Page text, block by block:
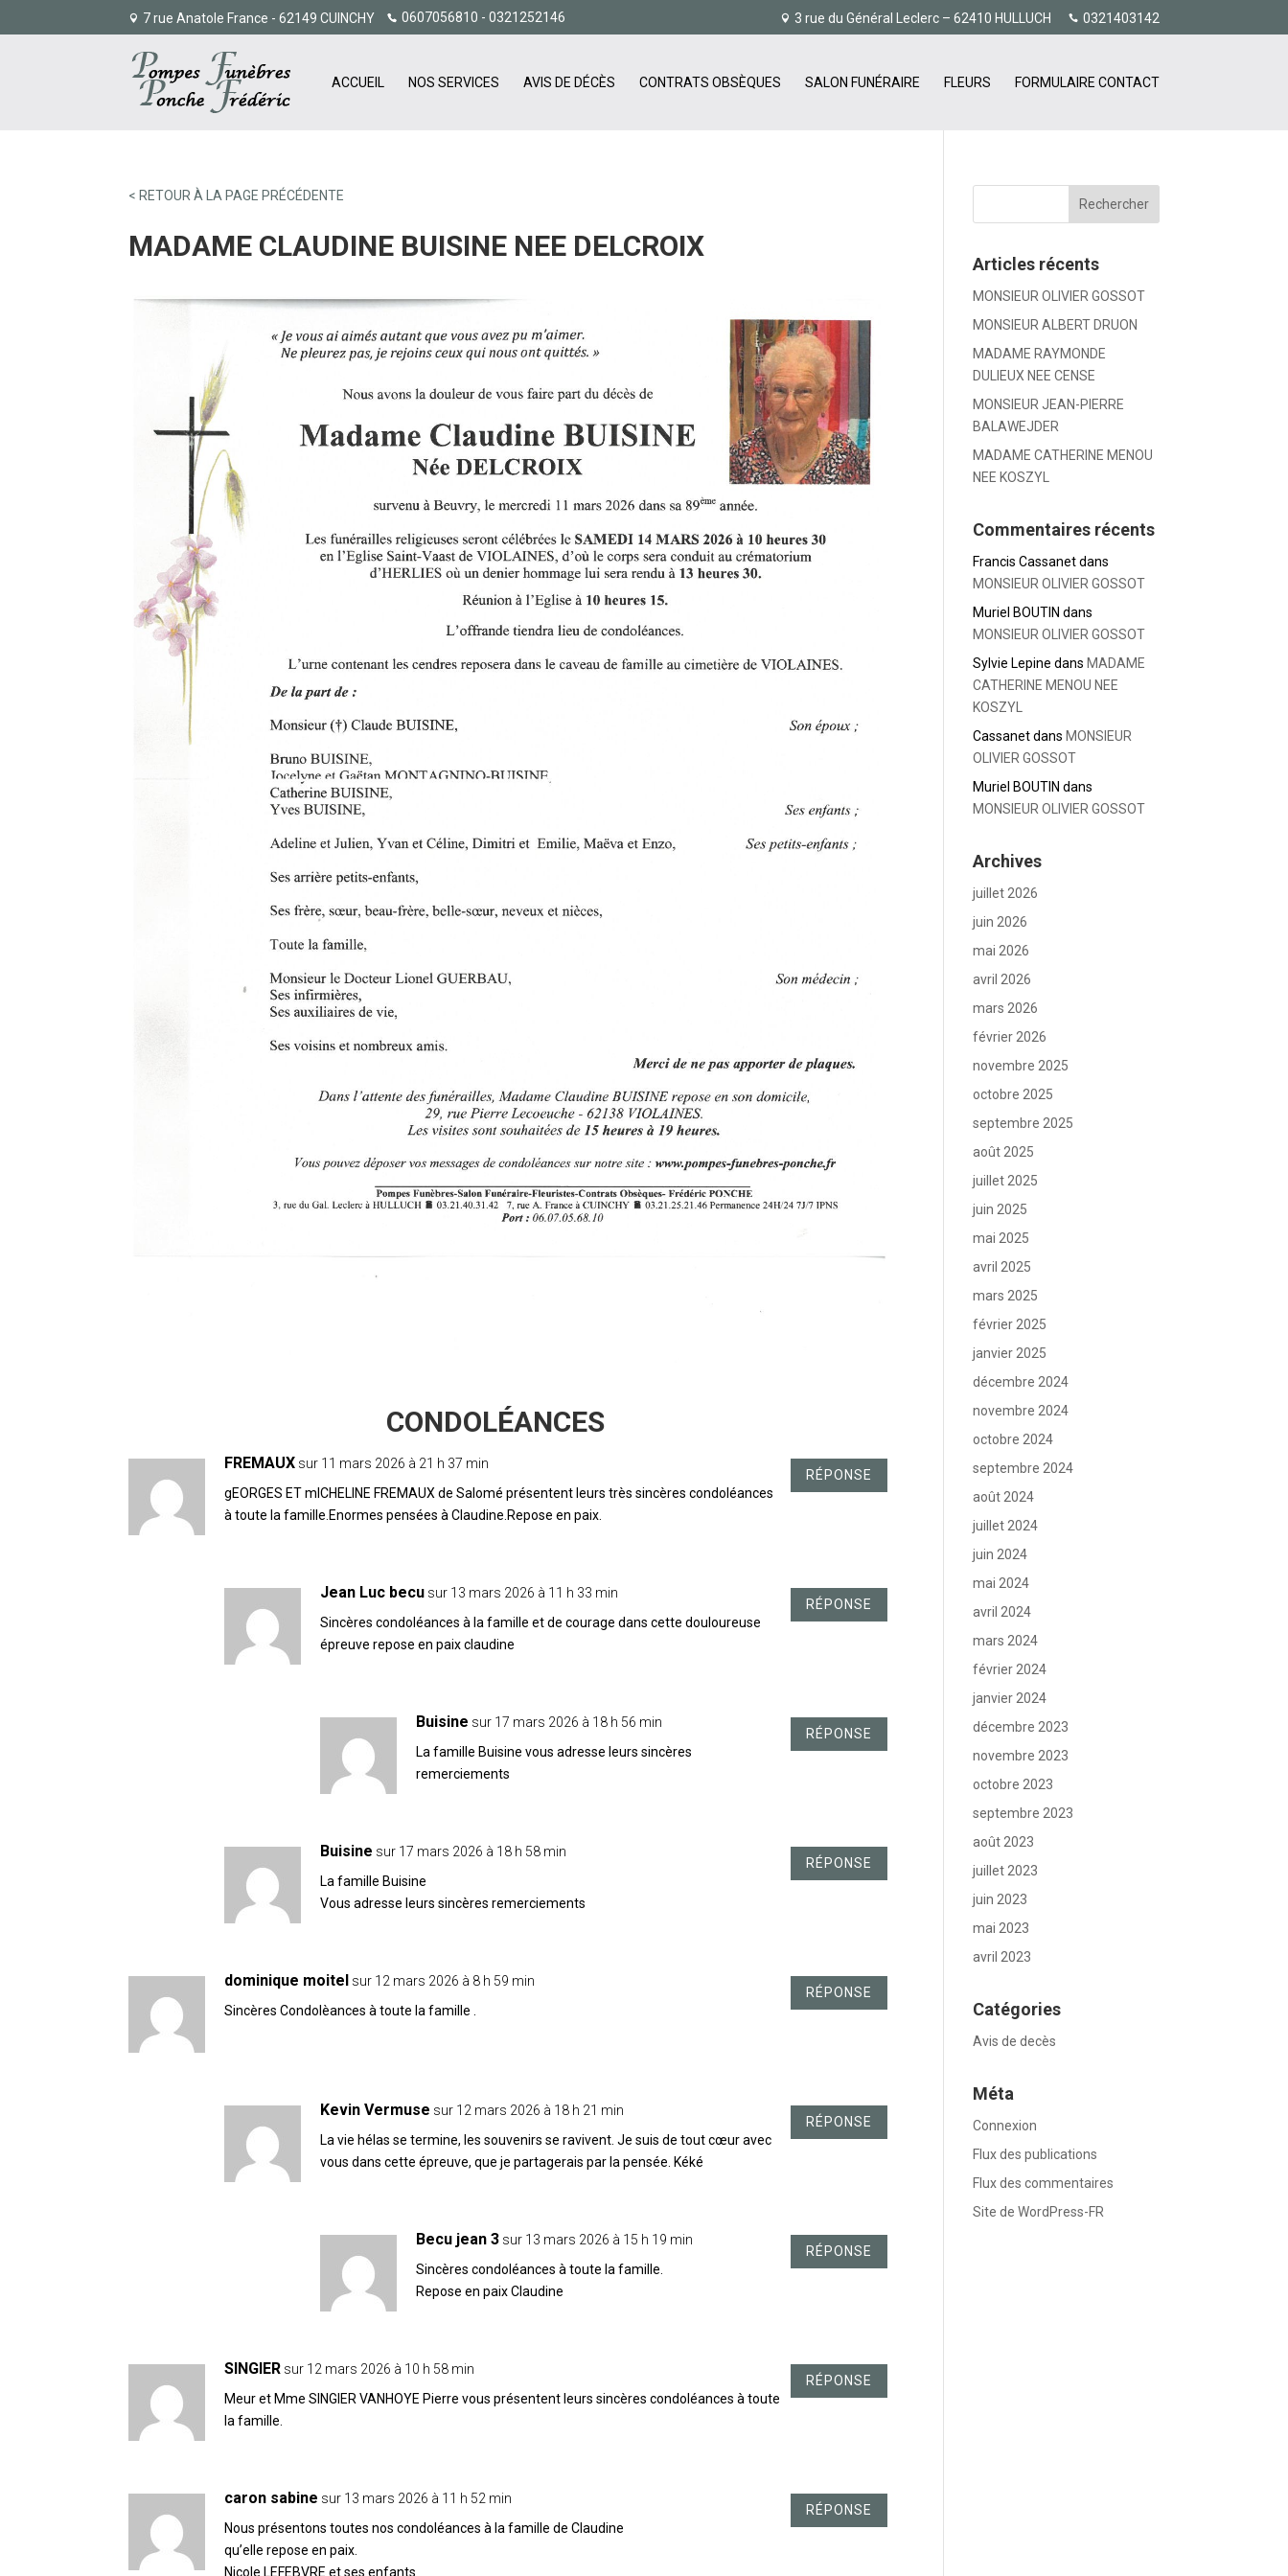
7 rue Anatole France - 62149 CUINCHY 0607056810 - 0321252146 3 rue du Général Leclerc – 62410 HULLUCH 0321403142
ACCUEIL NOS SERVICES AVIS DE DÉCÈS CONTRATS OBSÈQUES SALON FUNÉRAIRE FLEURS FORMULAIRE CONTACT
< RETOUR À LA PAGE PRÉCÉDENTE
MADAME CLAUDINE BUISINE NEE DELCROIX
FREMAUX sur 11 mars 2026 à 21 h 37 min
gEORGES ET mICHELINE FREMAUX de Salomé présentent leurs très sincères condoléances
à toute la famille.Enormes pensées à Claudine.Repose en paix.
RÉPONSE
Jean Luc becu sur 13 mars 2026 à 11 h 33 min
Sincères condoléances à la famille et de courage dans cette douloureuse
épreuve repose en paix claudine
RÉPONSE
Buisine sur 17 mars 2026 à 18 h 56 min
La famille Buisine vous adresse leurs sincères
remerciements
RÉPONSE
Buisine sur 17 mars 2026 à 18 h 58 min
La famille Buisine
Vous adresse leurs sincères remerciements
RÉPONSE
dominique moitel sur 12 mars 2026 à 8 h 59 min
Sincères Condolèances à toute la famille .
RÉPONSE
Kevin Vermuse sur 12 mars 2026 à 18 h 21 min
La vie hélas se termine, les souvenirs se ravivent. Je suis de tout cœur avec
vous dans cette épreuve, que je partagerais par la pensée. Kéké
RÉPONSE
Becu jean 3 sur 13 mars 2026 à 15 h 19 min
Sincères condoléances à toute la famille.
Repose en paix Claudine
RÉPONSE
SINGIER sur 12 mars 2026 à 10 h 58 min
Meur et Mme SINGIER VANHOYE Pierre vous présentent leurs sincères condoléances à toute
la famille.
RÉPONSE
caron sabine sur 13 mars 2026 à 11 h 52 min
Nous présentons toutes nos condoléances à la famille de Claudine
qu’elle repose en paix.
Nicole LEFEBVRE et ses enfants
RÉPONSE
Articles récents
MONSIEUR OLIVIER GOSSOT
MONSIEUR ALBERT DRUON
MADAME RAYMONDE
DULIEUX NEE CENSE
MONSIEUR JEAN-PIERRE
BALAWEJDER
MADAME CATHERINE MENOU
NEE KOSZYL
Commentaires récents
Francis Cassanetdans
MONSIEUR OLIVIER GOSSOT
Muriel BOUTIN dans
MONSIEUR OLIVIER GOSSOT
Sylvie Lepine dans MADAME
CATHERINE MENOU NEE
KOSZYL
Cassanetdans MONSIEUR
OLIVIER GOSSOT
Muriel BOUTIN dans
MONSIEUR OLIVIER GOSSOT
Archives
juillet 2026
juin 2026
mai 2026
avril 2026
mars 2026
février 2026
novembre 2025
octobre 2025
septembre 2025
août 2025
juillet 2025
juin 2025
mai 2025
avril 2025
mars 2025
février 2025
janvier 2025
décembre 2024
novembre 2024
octobre 2024
septembre 2024
août 2024
juillet 2024
juin 2024
mai 2024
avril 2024
mars 2024
février 2024
janvier 2024
décembre 2023
novembre 2023
octobre 2023
septembre 2023
août 2023
juillet 2023
juin 2023
mai 2023
avril 2023
Catégories
Avis de decès
Méta
Connexion
Flux des publications
Flux des commentaires
Site de WordPress-FR